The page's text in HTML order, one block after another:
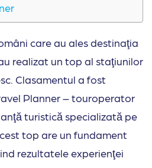
care au ales destinaţia
realizat un top al staţiunilor
Clasamentul a fost
Planner – touroperator
turistică specializată pe
top are un fundament
rezultatele experienţei